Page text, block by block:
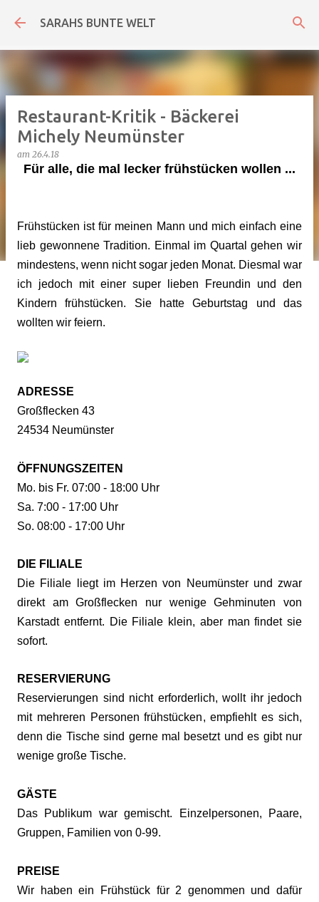
Direkt zum Hauptbereich
SARAHS BUNTE WELT
Restaurant-Kritik - Bäckerei
Michely Neumünster
am 26.4.18
Für alle, die mal lecker frühstücken wollen ...
Frühstücken ist für meinen Mann und mich einfach eine
lieb gewonnene Tradition. Einmal im Quartal gehen wir
mindestens, wenn nicht sogar jeden Monat. Diesmal war
ich jedoch mit einer super lieben Freundin und den
Kindern frühstücken. Sie hatte Geburtstag und das
wollten wir feiern.
ADRESSE
Großflecken 43
24534 Neumünster
ÖFFNUNGSZEITEN
Mo. bis Fr. 07:00 - 18:00 Uhr
Sa. 7:00 - 17:00 Uhr
So. 08:00 - 17:00 Uhr
DIE FILIALE
Die Filiale liegt im Herzen von Neumünster und zwar
direkt am Großflecken nur wenige Gehminuten von
Karstadt entfernt. Die Filiale klein, aber man findet sie
sofort.
RESERVIERUNG
Reservierungen sind nicht erforderlich, wollt ihr jedoch
mit mehreren Personen frühstücken, empfiehlt es sich,
denn die Tische sind gerne mal besetzt und es gibt nur
wenige große Tische.
GÄSTE
Das Publikum war gemischt. Einzelpersonen, Paare,
Gruppen, Familien von 0-99.
PREISE
Wir haben ein Frühstück für 2 genommen und dafür